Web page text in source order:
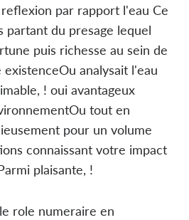
par rapport l'eau Ce
partant du presage lequel
puis richesse au sein de
analysait l'eau
! oui avantageux
tout en
pour un volume
connaissant votre impact
plaisante, !
role numeraire en